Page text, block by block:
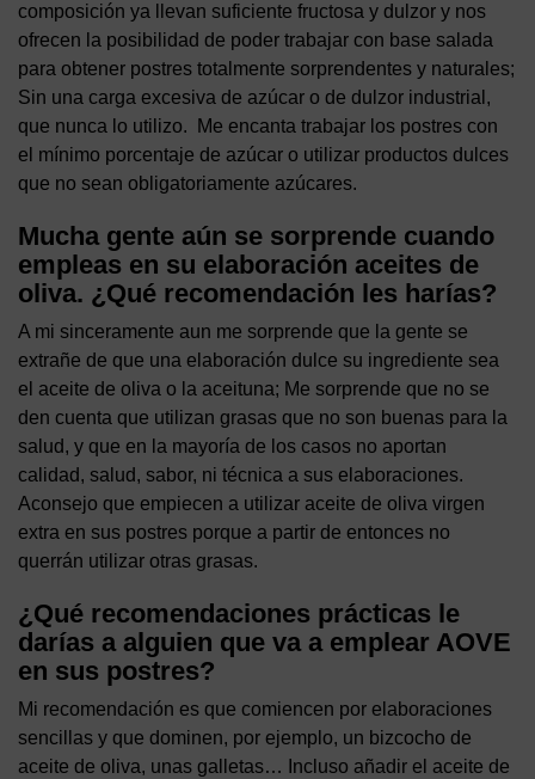
composición ya llevan suficiente fructosa y dulzor y nos
ofrecen la posibilidad de poder trabajar con base salada
para obtener postres totalmente sorprendentes y naturales;
Sin una carga excesiva de azúcar o de dulzor industrial,
que nunca lo utilizo. Me encanta trabajar los postres con
el mínimo porcentaje de azúcar o utilizar productos dulces
que no sean obligatoriamente azúcares.
Mucha gente aún se sorprende cuando
empleas en su elaboración aceites de
oliva. ¿Qué recomendación les harías?
A mi sinceramente aun me sorprende que la gente se
extrañe de que una elaboración dulce su ingrediente sea
el aceite de oliva o la aceituna; Me sorprende que no se
den cuenta que utilizan grasas que no son buenas para la
salud, y que en la mayoría de los casos no aportan
calidad, salud, sabor, ni técnica a sus elaboraciones.
Aconsejo que empiecen a utilizar aceite de oliva virgen
extra en sus postres porque a partir de entonces no
querrán utilizar otras grasas.
¿Qué recomendaciones prácticas le
darías a alguien que va a emplear AOVE
en sus postres?
Mi recomendación es que comiencen por elaboraciones
sencillas y que dominen, por ejemplo, un bizcocho de
aceite de oliva, unas galletas… Incluso añadir el aceite de